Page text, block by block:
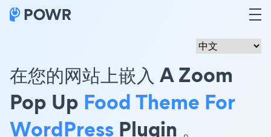
在您的网站上嵌入 A Zoom
Pop Up Food Theme For
WordPress Plugin 。